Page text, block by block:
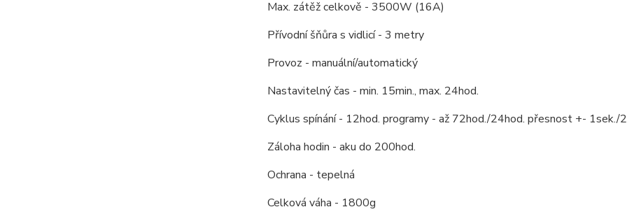
Max. zátěž celkově - 3500W (16A)
Přívodní šňůra s vidlicí - 3 metry
Provoz - manuální/automatický
Nastavitelný čas - min. 15min., max. 24hod.
Cyklus spínání - 12hod. programy - až 72hod./24hod. přesnost +- 1sek./
Záloha hodin - aku do 200hod.
Ochrana - tepelná
Celková váha - 1800g